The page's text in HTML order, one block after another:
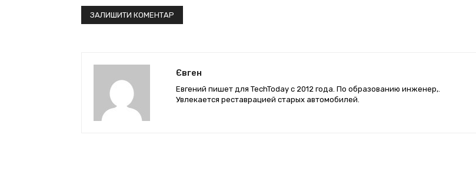
Євген
Евгений пишет для TechToday с 2012 года. По образованию инженер,.
Увлекается реставрацией старых автомобилей.